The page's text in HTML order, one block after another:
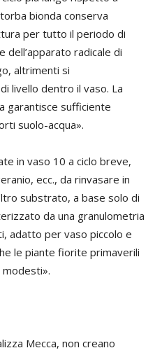
bionda conserva
per tutto il periodo di
dell’apparato radicale di
altrimenti si
livello dentro il vaso. La
garantisce sufficiente
suolo-acqua».
in vaso 10 a ciclo breve,
ecc., da rinvasare in
substrato, a base solo di
da una granulometria
adatto per vaso piccolo e
le piante fiorite primaverili
Mecca, non creano